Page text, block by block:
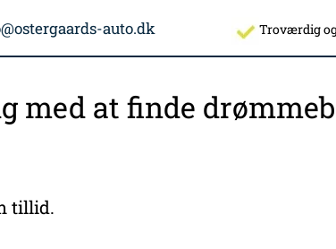
auto.dk Troværdig
med at finde
tillid.